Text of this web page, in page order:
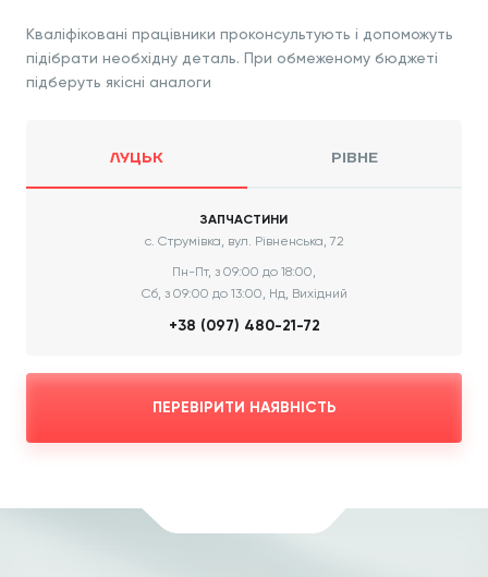
Кваліфіковані працівники проконсультують і допоможуть
підібрати необхідну деталь. При обмеженому бюджеті
підберуть якісні аналоги
ЛУЦЬК РІВНЕ
ЗАПЧАСТИНИ
с. Струмівка, вул. Рівненська, 72
Пн-Пт, з 09:00 до 18:00,
Сб, з 09:00 до 13:00, Нд, Вихідний
+38 (097) 480-21-72
ПЕРЕВІРИТИ НАЯВНІСТЬ